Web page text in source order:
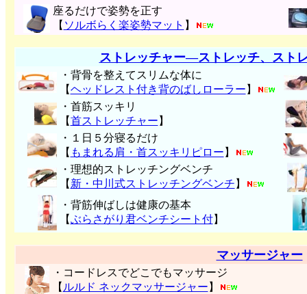
座るだけで姿勢を正す
【 ソルボらく楽姿勢マット 】
ストレッチャー―ストレッチ、スト
・背骨を整えてスリムな体に
【ヘッドレスト付き背のばしローラー 】
・首筋スッキリ
【首ストレッチャー 】
・１日５分寝るだけ
【 もまれる肩・首スッキリピロー 】
・理想的ストレッチングベンチ
【 新・中川式ストレッチングベンチ 】
・背筋伸ばしは健康の基本
【ぶらさがり君ベンチシート付】
マッサージャー
・コードレスでどこでもマッサージ
【 ルルド ネックマッサージャー 】